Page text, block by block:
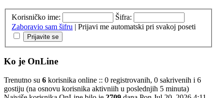
Korisničko ime:
Šifra:
Zaboravio sam šifru | Prijavi me automatski pri svakoj poseti
Ko je OnLine
Trenutno su 6 korisnika online :: 0 registrovanih, 0 sakrivenih i 6
gostiju (na osnovu korisnika aktivniih u poslednjih 5 minuta)